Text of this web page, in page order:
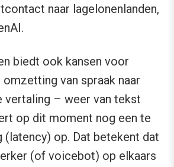
naar lagelonenlanden,
biedt ook kansen voor
omzetting van spraak naar
vertaling – weer van tekst
op dit moment nog een te
(latency) op. Dat betekent dat
(of voicebot) op elkaars